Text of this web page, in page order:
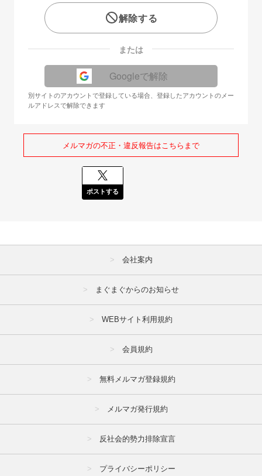
解除する
または
Googleで解除
別サイトのアカウントで登録している場合、登録したアカウントのメー
ルアドレスで解除できます
メルマガの不正・違反報告はこちらまで
ポストする
会社案内
まぐまぐからのお知らせ
WEBサイト利用規約
会員規約
無料メルマガ登録規約
メルマガ発行規約
反社会的勢力排除宣言
プライバシーポリシー